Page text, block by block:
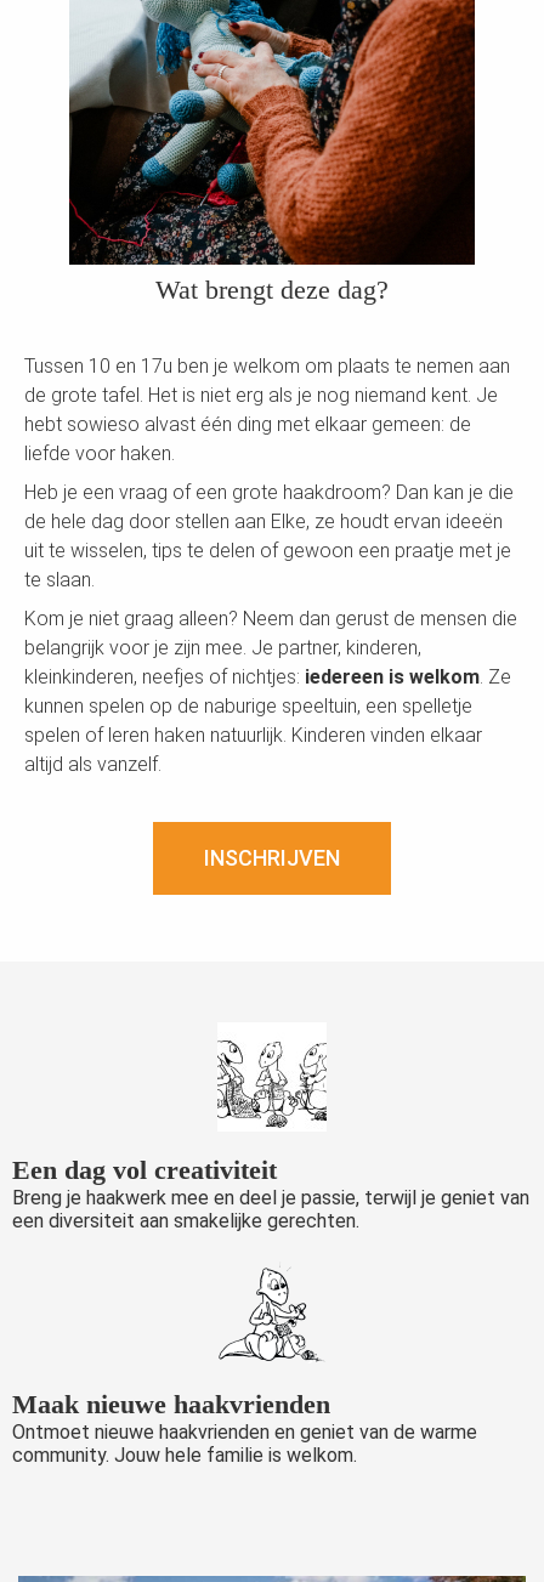
Wat brengt deze dag?
Tussen 10 en 17u ben je welkom om plaats te nemen aan
de grote tafel. Het is niet erg als je nog niemand kent. Je
hebt sowieso alvast één ding met elkaar gemeen: de
liefde voor haken.
Heb je een vraag of een grote haakdroom? Dan kan je die
de hele dag door stellen aan Elke, ze houdt ervan ideeën
uit te wisselen, tips te delen of gewoon een praatje met je
te slaan.
Kom je niet graag alleen? Neem dan gerust de mensen die
belangrijk voor je zijn mee. Je partner, kinderen,
kleinkinderen, neefjes of nichtjes: iedereen is welkom. Ze
kunnen spelen op de naburige speeltuin, een spelletje
spelen of leren haken natuurlijk. Kinderen vinden elkaar
altijd als vanzelf.
INSCHRIJVEN
Een dag vol creativiteit
Breng je haakwerk mee en deel je passie, terwijl je geniet van
een diversiteit aan smakelijke gerechten.
Maak nieuwe haakvrienden
Ontmoet nieuwe haakvrienden en geniet van de warme
community. Jouw hele familie is welkom.